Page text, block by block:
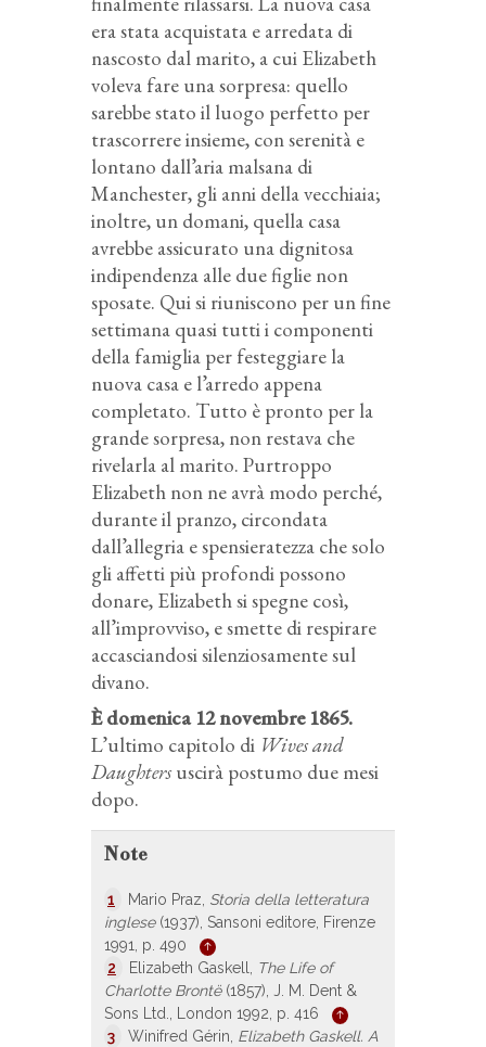
era stata acquistata e arredata di
nascosto dal marito, a cui Elizabeth
voleva fare una sorpresa: quello
sarebbe stato il luogo perfetto per
trascorrere insieme, con serenità e
lontano dall’aria malsana di
Manchester, gli anni della vecchiaia;
inoltre, un domani, quella casa
avrebbe assicurato una dignitosa
indipendenza alle due figlie non
sposate. Qui si riuniscono per un fine
settimana quasi tutti i componenti
della famiglia per festeggiare la
nuova casa e l’arredo appena
completato. Tutto è pronto per la
grande sorpresa, non restava che
rivelarla al marito. Purtroppo
Elizabeth non ne avrà modo perché,
durante il pranzo, circondata
dall’allegria e spensieratezza che solo
gli affetti più profondi possono
donare, Elizabeth si spegne così,
all’improvviso, e smette di respirare
accasciandosi silenziosamente sul
divano.
È domenica 12 novembre 1865.
L’ultimo capitolo di Wives and
Daughtersuscirà postumo due mesi
dopo.
Note
1 Mario Praz, Storia della letteratura
inglese(1937), Sansoni editore, Firenze
1991, p. 490
2
Elizabeth Gaskell,
The Life of
Charlotte Brontë(1857), J. M. Dent &
Sons Ltd., London 1992, p. 416
3
Winifred Gérin, Elizabeth Gaskell. A